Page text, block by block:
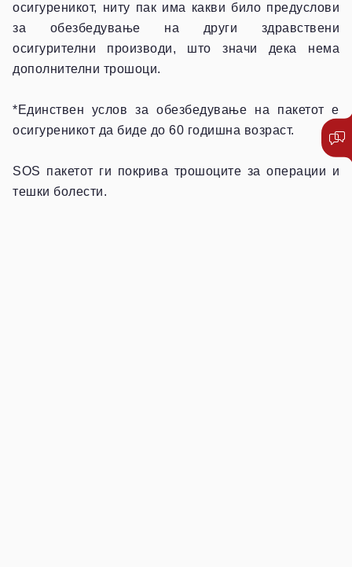
осигуреникот, ниту пак има какви било предуслови
за обезбедување на други здравствени
осигурителни производи, што значи дека нема
дополнителни трошоци.
*Единствен услов за обезбедување на пакетот е
осигуреникот да биде до 60 годишна возраст.
SOS пакетот ги покрива трошоците за операции и
тешки болести.